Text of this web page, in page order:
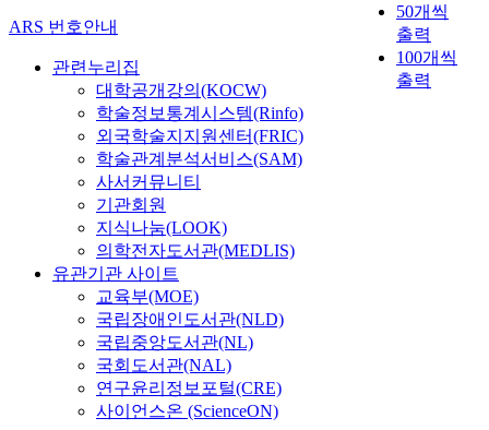
50개씩
출력
100개씩
출력
ARS 번호안내
관련누리집
대학공개강의(KOCW)
학술정보통계시스템(Rinfo)
외국학술지지원센터(FRIC)
학술관계분석서비스(SAM)
사서커뮤니티
기관회원
지식나눔(LOOK)
의학전자도서관(MEDLIS)
유관기관 사이트
교육부(MOE)
국립장애인도서관(NLD)
국립중앙도서관(NL)
국회도서관(NAL)
연구윤리정보포털(CRE)
사이언스온 (ScienceON)